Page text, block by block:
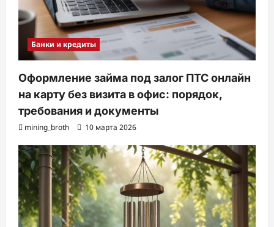
Банки и кредиты
Оформление займа под залог ПТС онлайн
на карту без визита в офис: порядок,
требования и документы
mining_broth 10 марта 2026